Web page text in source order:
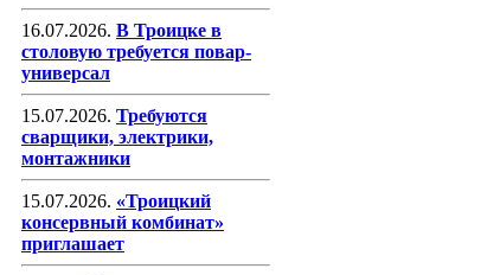
16.07.2026. В Троицке в
столовую требуется повар-
универсал
15.07.2026. Требуются
сварщики, электрики,
монтажники
15.07.2026. «Троицкий
консервный комбинат»
приглашает